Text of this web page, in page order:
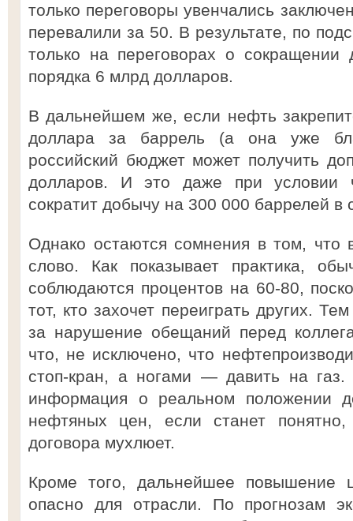
только переговоры увенчались
перевалили за 50. В результате, по
только на переговорах о сокращении
порядка 6 млрд долларов.
В дальнейшем же, если нефть
доллара за баррель (а она уже
российский бюджет может получить
долларов. И это даже при условии
сократит добычу на 300 000 баррелей в
Однако остаются сомнения в том, что
слово. Как показывает практика,
соблюдаются процентов на 60-80,
тот, кто захочет переиграть других.
за нарушение обещаний перед
что, не исключено, что
стоп-кран, а ногами — давить на газ.
информация о реальном положении
нефтяных цен, если станет понятно,
договора мухлюет.
Кроме того, дальнейшее
опасно для отрасли. По прогнозам